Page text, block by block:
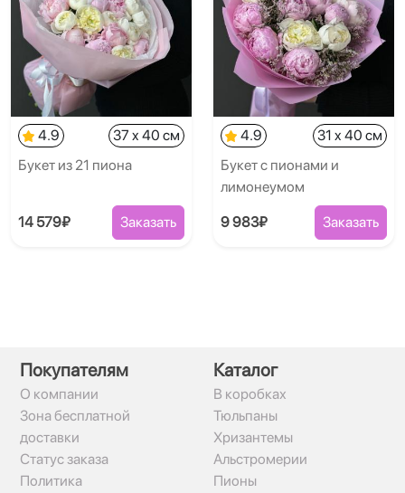
4.9
37 x 40 см
Букет из 21 пиона
14 579₽ Заказать
4.9
31 x 40 см
Букет с пионами и
лимонеумом
9 983₽ Заказать
Покупателям
О компании
Зона бесплатной
доставки
Статус заказа
Политика
Каталог
В коробках
Тюльпаны
Хризантемы
Альстромерии
Пионы